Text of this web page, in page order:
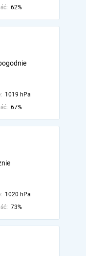
62%
1019 hPa
67%
1020 hPa
73%